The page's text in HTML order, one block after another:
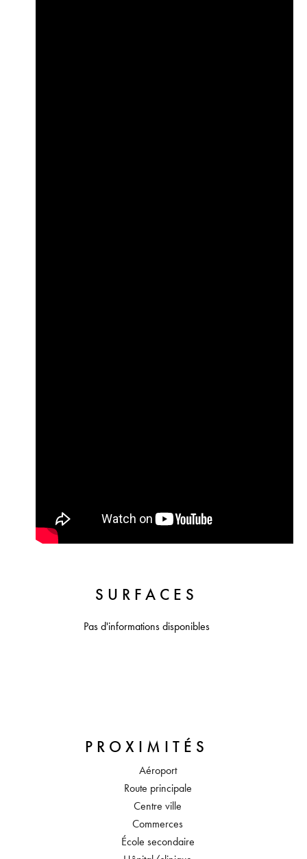
SURFACES
Pas d'informations disponibles
PROXIMITÉS
Aéroport
Route principale
Centre ville
Commerces
École secondaire